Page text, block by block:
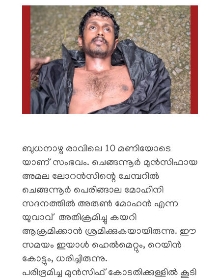
ബുധനാഴ്ച രാവിലെ 10 മണിയോടെ
യാണ് സംഭവം. ചെങ്ങന്നൂർ മുൻസിഫായ
അമല ലോറൻസിന്റെ ചേമ്പറിൽ
ചെങ്ങന്നൂർ പെരിങ്ങാല മോഹിനി
സദനത്തിൽ അരുൺ മോഹൻ എന്ന
യുവാവ് അതിക്രമിച്ചു കയറി
ആക്രമിക്കാൻ ശ്രമിക്കുകയായിരുന്നു. ഈ
സമയം ഇയാൾ ഹെൽമെറ്റും, റെയിൻ
കോട്ടും, ധരിച്ചിരുന്നു.
പരിഭ്രമിച്ച മുൻസിഫ് കോടതിക്കുള്ളിൽ കൂടി